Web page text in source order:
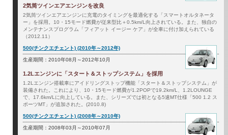
2気筒ツインエアエンジンを改良
2気筒ツインエアエンジンに充電のタイミングを最適化する「スマートオルタネータ
ー」を採用。10・15モード燃費が従来型比＋0.5km/L向上されている。また、独自の
メンテナンスプログラム「フィアット イージー ケア」が全車に付け加えられている
（2012.11）
500(チンクエチェント) (2010年～2012年)
生産期間：2010年08月～2012年10月
1.2Lエンジンに「スタート＆ストップシステム」を採用
1.2Lエンジン搭載車にアイドリングストップ機能「スタート＆ストップシステム」が
装備された。これにより、10・15モード燃費が1.2POPで19.2km/L、1.2LOUNGE
で、17.6km/Lに向上している。また、シリーズでは初となる5速MT仕様「500 1.2 ス
ポーツMT」が追加された。(2010.8)
500(チンクエチェント) (2008年～2010年)
生産期間：2008年03月～2010年07月